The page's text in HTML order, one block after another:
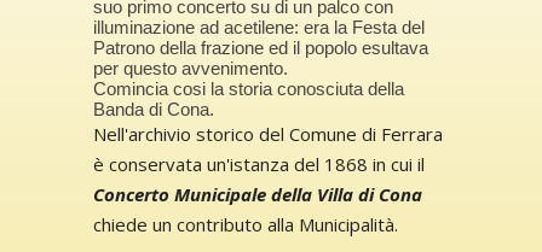
suo primo concerto su di un palco con
illuminazione ad acetilene: era la Festa del
Patrono della frazione ed il popolo esultava
per questo avvenimento.
Comincia cosi la storia conosciuta della
Banda di Cona.
Nell'archivio storico del Comune di Ferrara
è conservata un'istanza del 1868 in cui il
Concerto Municipale della Villa di Cona
chiede un contributo alla Municipalità.